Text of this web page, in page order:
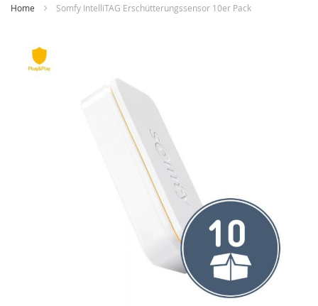
zumHome Somfy IntelliTAG Erschütterungssensor 10er Pack